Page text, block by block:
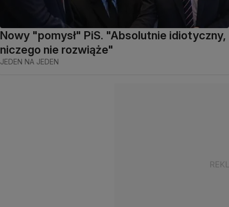
Nowy "pomysł" PiS. "Absolutnie idiotyczny,
niczego nie rozwiąże"
JEDEN NA JEDEN